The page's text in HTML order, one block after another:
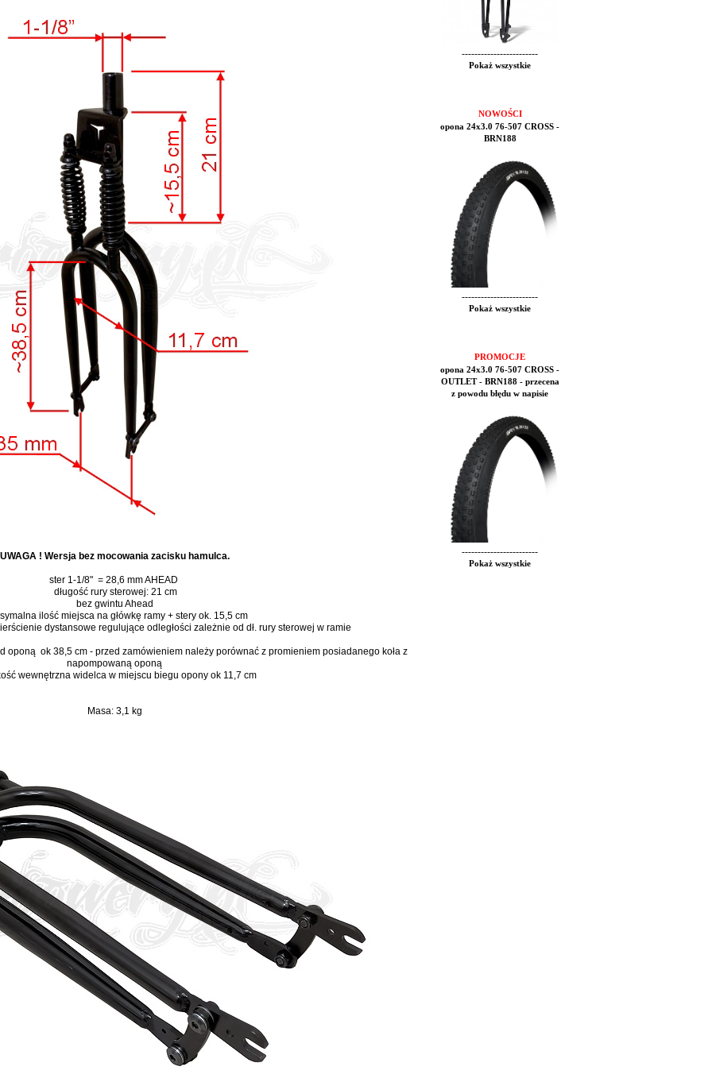
UWAGA ! Wersja bez mocowania zacisku hamulca.
ster 1-1/8" = 28,6 mm AHEAD
długość rury sterowej: 21 cm
bez gwintu Ahead
ilość miejsca na główkę ramy + stery ok. 15,5 cm
dystansowe regulujące odległości zależnie od dł. rury sterowej w ramie
oponą ok 38,5 cm - przed zamówieniem należy porównać z promieniem posiadanego koła z
napompowaną oponą
wewnętrzna widelca w miejscu biegu opony ok 11,7 cm
Masa: 3,1 kg
------------------------
Pokaż wszystkie
NOWOŚCI
opona 24x3.0 76-507 CROSS -
BRN188
------------------------
Pokaż wszystkie
PROMOCJE
opona 24x3.0 76-507 CROSS -
OUTLET - BRN188 - przecena
z powodu błędu w napisie
------------------------
Pokaż wszystkie